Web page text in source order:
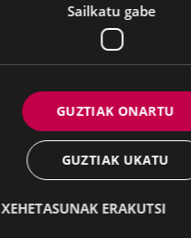
Sailkatu gabe
GUZTIAK ONARTU
GUZTIAK UKATU
XEHETASUNAK ERAKUTSI